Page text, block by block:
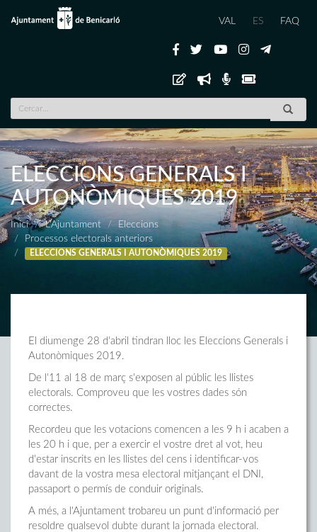
VAL ES FAQ
ELECCIONS GENERALS I
AUTONÒMIQUES 2019
Inici L'Ajuntament
Eleccions
Processos electorals anteriors
ELECCIONS GENERALS I AUTONÒMIQUES 2019
El diumenge 28 d'abril tindran lloc les Eleccions Generals i
Autonòmiques 2019.
De l'11 al 18 de març s'exposen al públic les llistes
electorals. Comproveu que les vostres dades són
correctes.
Recordeu que les votacions comencen a les 9 h i acaben a
les 20 h i que, per a exercir el vostre dret al vot, heu
d'estar inscrits en les llistes del cens i identificar-vos
davant de la vostra mesa electoral mitjançant el DNI,
passaport o permís de conduir originals.
A més, a l'Ajuntament trobareu un punt d'informació per
resoldre qualsevol dubte durant la jornada electoral.